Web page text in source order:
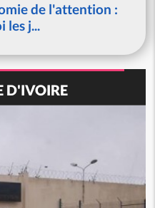
de l'attention :
les j...
D'IVOIRE